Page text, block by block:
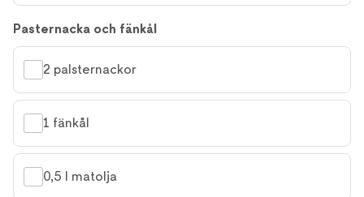
Pasternacka och fänkål
2 palsternackor
1 fänkål
0,5 l matolja